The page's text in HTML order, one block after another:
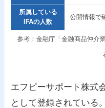
所属している
IFAの人数
公開情報で
参考：金融庁「金融商品仲介
エフピーサポート株式
として登録されている。